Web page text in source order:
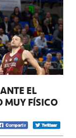
EL
MUY FÍSICO